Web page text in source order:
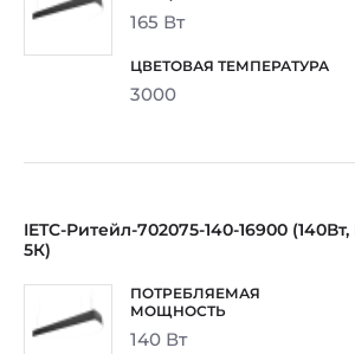
165 Вт
3000
IETC-Ритейл-702075-140-16900
5К)
140 Вт